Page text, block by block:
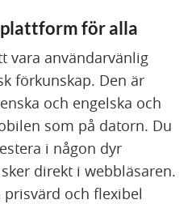
för alla
vara användarvänlig
förkunskap. Den är
och engelska och
som på datorn. Du
i någon dyr
direkt i webbläsaren.
och flexibel